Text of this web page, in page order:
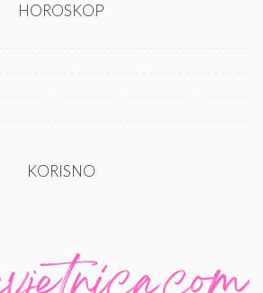
HOROSKOP
KORISNO